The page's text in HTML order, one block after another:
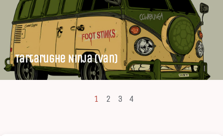
Tartarughe Ninja (Van)
1 2 3 4